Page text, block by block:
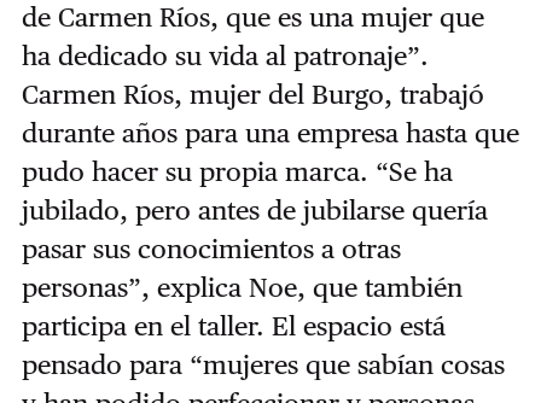
de Carmen Ríos, que es una mujer que
ha dedicado su vida al patronaje”.
Carmen Ríos, mujer del Burgo, trabajó
durante años para una empresa hasta que
pudo hacer su propia marca. “Se ha
jubilado, pero antes de jubilarse quería
pasar sus conocimientos a otras
personas”, explica Noe, que también
participa en el taller. El espacio está
pensado para “mujeres que sabían cosas